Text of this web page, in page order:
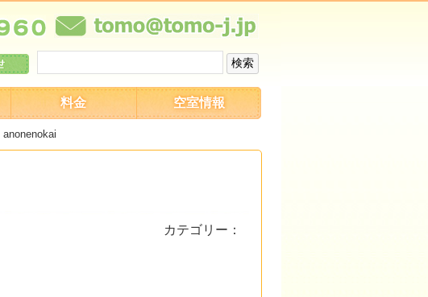
料金 空室情報
anonenokai
カテゴリー：